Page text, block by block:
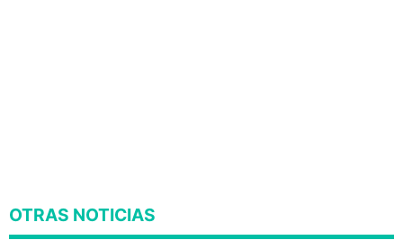
OTRAS NOTICIAS